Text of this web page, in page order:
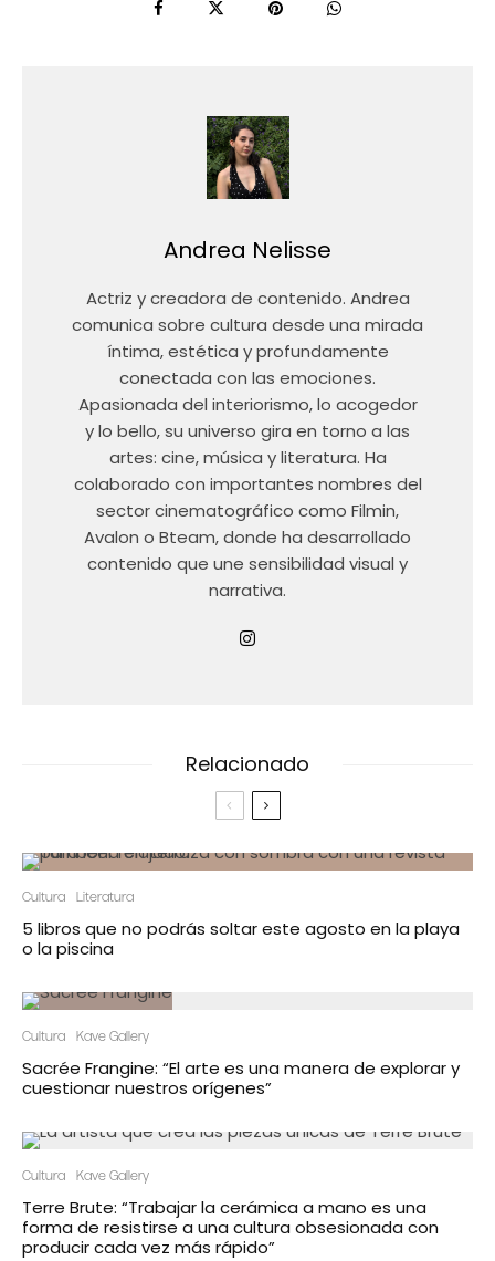
Andrea Nelisse
Actriz y creadora de contenido. Andrea
comunica sobre cultura desde una mirada
íntima, estética y profundamente
conectada con las emociones.
Apasionada del interiorismo, lo acogedor
y lo bello, su universo gira en torno a las
artes: cine, música y literatura. Ha
colaborado con importantes nombres del
sector cinematográfico como Filmin,
Avalon o Bteam, donde ha desarrollado
contenido que une sensibilidad visual y
narrativa.
Relacionado
Cultura Literatura
5 libros que no podrás soltar este agosto en la playa
o la piscina
Cultura Kave Gallery
Sacrée Frangine: “El arte es una manera de explorar y
cuestionar nuestros orígenes”
Cultura Kave Gallery
Terre Brute: “Trabajar la cerámica a mano es una
forma de resistirse a una cultura obsesionada con
producir cada vez más rápido”